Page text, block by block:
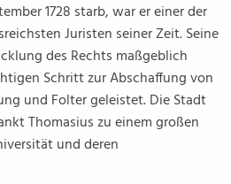
1728 starb, war er einer der
Juristen seiner Zeit. Seine
des Rechts maßgeblich
Schritt zur Abschaffung von
und Folter geleistet. Die Stadt
Thomasius zu einem großen
und deren